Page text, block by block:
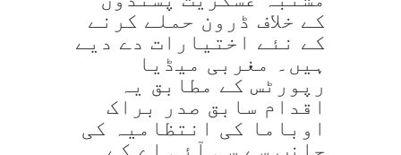
کے خلاف ڈرون حملے کرنے
کے نئے اختیارات دے دیے
ہیں۔ مغربی میڈیا
رپورٹس کے مطابق یہ
اقدام سابق صدر براک
اوباما کی انتظامیہ کی
جانب سے سی آئی اے کے